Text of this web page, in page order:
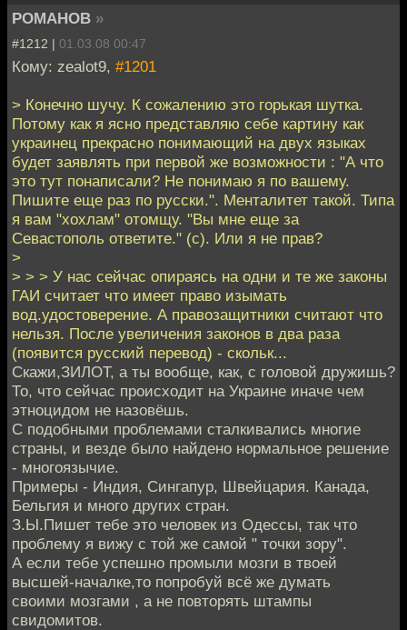
РОМАНОВ »
#1212 | 01.03.08 00:47
Кому: zealot9, #1201
> Конечно шучу. К сожалению это горькая шутка.
Потому как я ясно представляю себе картину как
украинец прекрасно понимающий на двух языках
будет заявлять при первой же возможности : "А что
это тут понаписали? Не понимаю я по вашему.
Пишите еще раз по русски.". Менталитет такой. Типа
я вам "хохлам" отомщу. "Вы мне еще за
Севастополь ответите." (с). Или я не прав?
>
> > > У нас сейчас опираясь на одни и те же законы
ГАИ считает что имеет право изымать
вод.удостоверение. А правозащитники считают что
нельзя. После увеличения законов в два раза
(появится русский перевод) - скольк...
Cкажи,ЗИЛОТ, а ты вообще, как, с головой дружишь?
То, что сейчас происходит на Украине иначе чем
этноцидом не назовёшь.
С подобными проблемами сталкивались многие
страны, и везде было найдено нормальное решение
- многоязычие.
Примеры - Индия, Сингапур, Швейцария. Канада,
Бельгия и много других стран.
З.Ы.Пишет тебе это человек из Одессы, так что
проблему я вижу с той же самой " точки зору".
А если тебе успешно промыли мозги в твоей
высшей-началке,то попробуй всё же думать
своими мозгами , а не повторять штампы
свидомитов.